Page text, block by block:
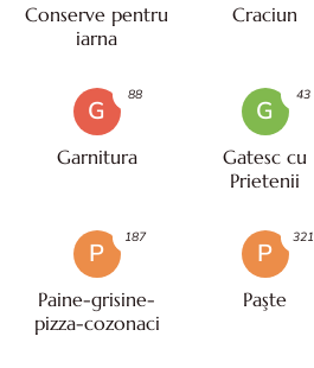
Conserve pentru
iarna
Craciun
G
Garnitura
88
G
Gatesc cu
Prietenii
43
P
Paine-grisine-
pizza-cozonaci
187
P
Paşte
321